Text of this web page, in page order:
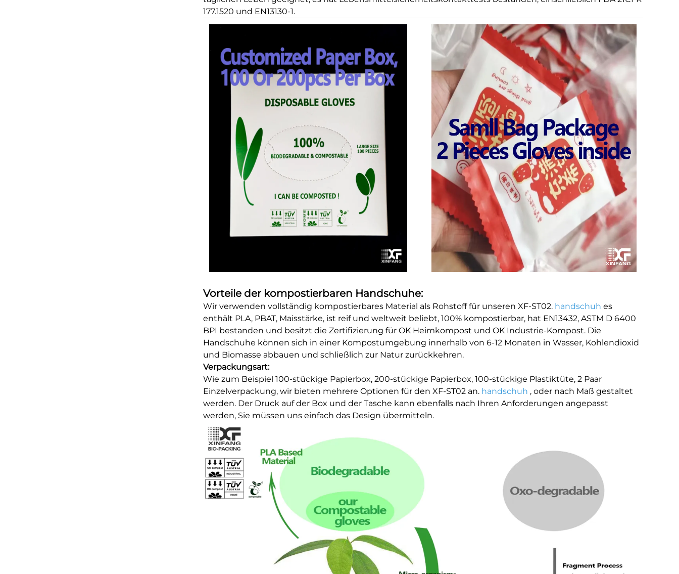
177.1520 und EN13130-1.
Vorteile der kompostierbaren Handschuhe:
Wir verwenden vollständig kompostierbares Material als Rohstoff für unseren XF-ST02. handschuh es
enthält PLA, PBAT, Maisstärke, ist reif und weltweit beliebt, 100% kompostierbar, hat EN13432, ASTM D 6400
BPI bestanden und besitzt die Zertifizierung für OK Heimkompost und OK Industrie-Kompost. Die
Handschuhe können sich in einer Kompostumgebung innerhalb von 6-12 Monaten in Wasser, Kohlendioxid
und Biomasse abbauen und schließlich zur Natur zurückkehren.
Verpackungsart:
Wie zum Beispiel 100-stückige Papierbox, 200-stückige Papierbox, 100-stückige Plastiktüte, 2 Paar
Einzelverpackung, wir bieten mehrere Optionen für den XF-ST02 an. handschuh , oder nach Maß gestaltet
werden. Der Druck auf der Box und der Tasche kann ebenfalls nach Ihren Anforderungen angepasst
werden, Sie müssen uns einfach das Design übermitteln.